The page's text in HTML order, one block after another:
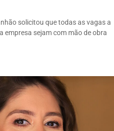
solicitou que todas as vagas a
empresa sejam com mão de obra